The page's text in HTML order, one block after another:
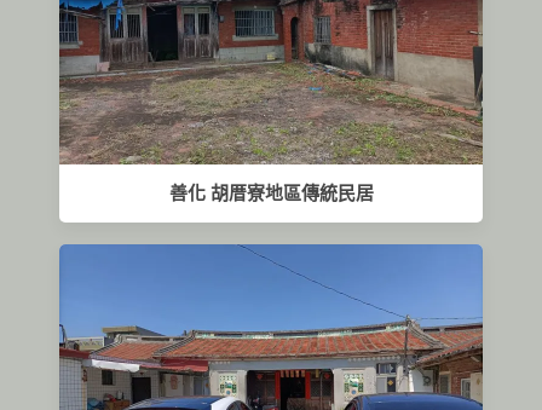
善化 胡厝寮地區傳統民居